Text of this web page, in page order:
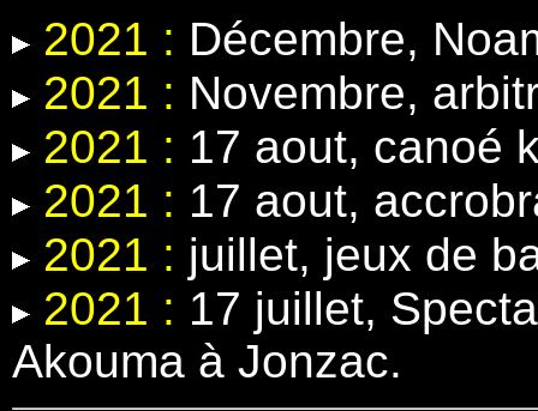
2021 : Décembre,
2021 : Novembre,
2021 : 17 aout, canoé
2021 : 17 aout,
2021 : juillet, jeux de
2021 : 17 juillet,
Akouma à Jonzac.